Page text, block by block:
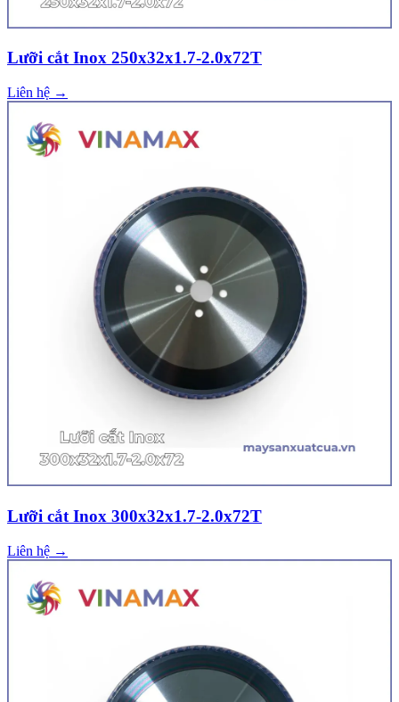
Lưỡi cắt Inox 250x32x1.7-2.0x72T
Liên hệ →
Lưỡi cắt Inox 300x32x1.7-2.0x72T
Liên hệ →